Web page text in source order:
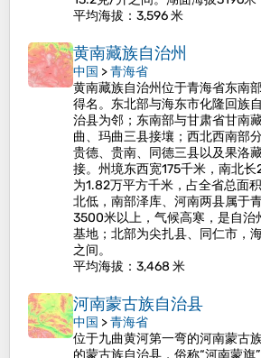
平均海拔 ：3,596 米
黄南藏族自治州
中国 >青海省
黄南藏族自治州位于青海省东南
得名。东北部与海东市化隆回族
治县为邻；东南部与甘肃省甘南
曲、玛曲三县接壤；西北西南部
贵德、贵南、同德三县以及果洛
接。州境东西宽175千米，南北
为1.82万平方千米，占全省总面
北低，南部泽库、河南两县属于
3500米以上，气候高寒，是自治
基地；北部为尖扎县、同仁市，
之间。
平均海拔 ：3,468 米
河南蒙古族自治县
中国 >青海省
位于九曲黄河第一弯的河南蒙古
的蒙古族自治县，俗称“河南蒙旗